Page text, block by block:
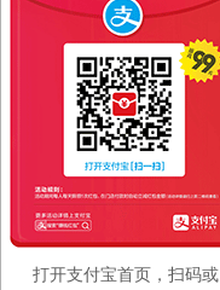
打开支付宝首页，扫码或